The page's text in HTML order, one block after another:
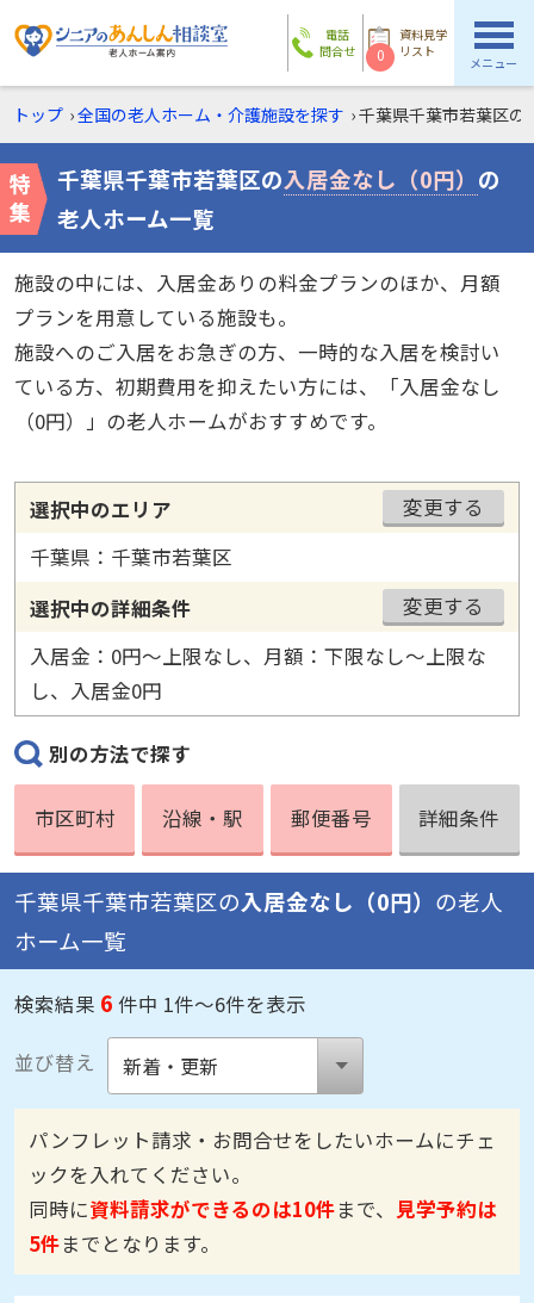
電話
問合せ
資料見学
リスト
0 メニュー
トップ ›全国の老人ホーム・介護施設を探す ›千葉県千葉市若葉区の
千葉県千葉市若葉区の入居金なし（0円） の
老人ホーム一覧
施設の中には、入居金ありの料金プランのほか、月額
プランを用意している施設も。
施設へのご入居をお急ぎの方、一時的な入居を検討い
ている方、初期費用を抑えたい方には、「入居金なし
（0円）」の老人ホームがおすすめです。
選択中のエリア
変更する
千葉県：千葉市若葉区
選択中の詳細条件
変更する
入居金：0円〜上限なし、月額：下限なし〜上限な
し、入居金0円
別の方法で探す
市区町村 沿線・駅 郵便番号 詳細条件
千葉県千葉市若葉区の入居金なし（0円） の老人
ホーム一覧
検索結果 6 件中 1件～6件を表示
並び替え
パンフレット請求・お問合せをしたいホームにチェ
ックを入れてください。
同時に資料請求ができるのは10件まで、 見学予約は
5件までとなります。